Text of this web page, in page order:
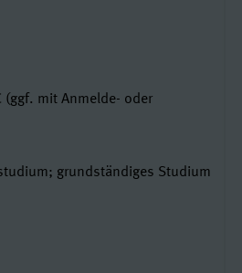
(ggf. mit Anmelde- oder
grundständiges Studium